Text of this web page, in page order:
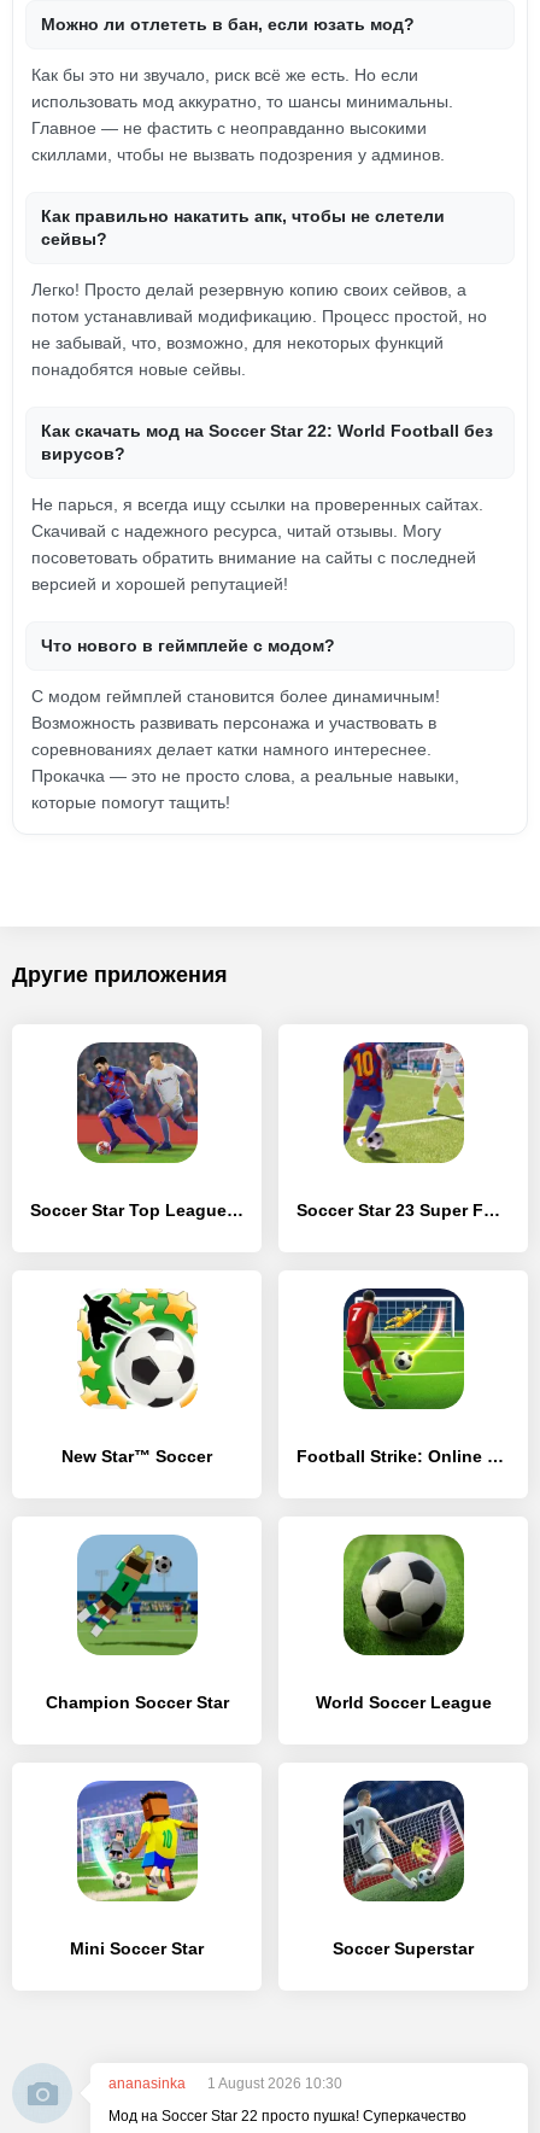
Можно ли отлететь в бан, если юзать мод?
Как бы это ни звучало, риск всё же есть. Но если
использовать мод аккуратно, то шансы минимальны.
Главное — не фастить с неоправданно высокими
скиллами, чтобы не вызвать подозрения у админов.
Как правильно накатить апк, чтобы не слетели
сейвы?
Легко! Просто делай резервную копию своих сейвов, а
потом устанавливай модификацию. Процесс простой, но
не забывай, что, возможно, для некоторых функций
понадобятся новые сейвы.
Как скачать мод на Soccer Star 22: World Football без
вирусов?
Не парься, я всегда ищу ссылки на проверенных сайтах.
Скачивай с надежного ресурса, читай отзывы. Могу
посоветовать обратить внимание на сайты с последней
версией и хорошей репутацией!
Что нового в геймплейе с модом?
С модом геймплей становится более динамичным!
Возможность развивать персонажа и участвовать в
соревнованиях делает катки намного интереснее.
Прокачка — это не просто слова, а реальные навыки,
которые помогут тащить!
Другие приложения
Soccer Star Top Leagues 25 Soccer Star 23 Super Football
New Star™ Soccer Football Strike: Online Soccer
Champion Soccer Star World Soccer League
Mini Soccer Star Soccer Superstar
ananasinka
1 August 2026 10:30
Мод на Soccer Star 22 просто пушка! Суперкачество